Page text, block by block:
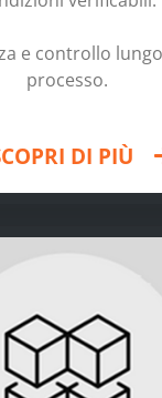
e controllo
processo.
DI PIÙ